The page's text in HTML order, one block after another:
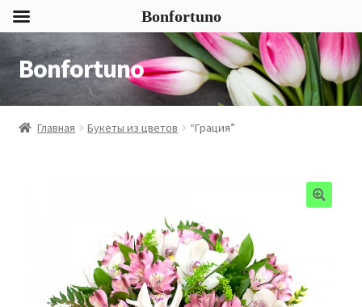
Перейти
к
навигации
Перейти
к
содержимому
Bonfortuno
Главная Букеты из цветов “Грация”
Bonfortuno